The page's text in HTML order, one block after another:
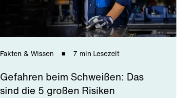
Fakten & Wissen 7 min Lesezeit
Gefahren beim Schweißen: Das
sind die 5 großen Risiken